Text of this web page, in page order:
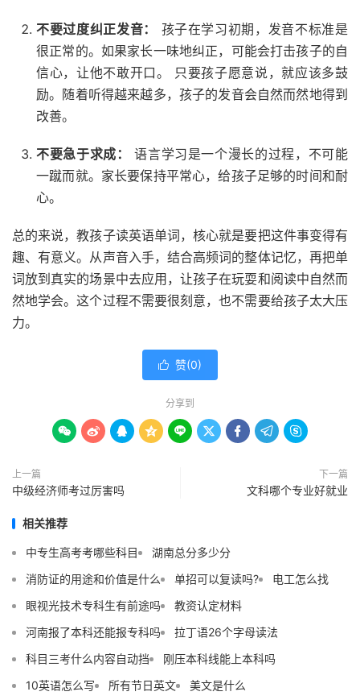
不要过度纠正发音：
孩子在学习初期，发音不标准是
很正常的。如果家长一味地纠正，可能会打击孩子的自
信心，让他不敢开口。 只要孩子愿意说，就应该多鼓
励。随着听得越来越多，孩子的发音会自然而然地得到
改善。
不要急于求成：
语言学习是一个漫长的过程，不可能
一蹴而就。家长要保持平常心，给孩子足够的时间和耐
心。
总的来说，教孩子读英语单词，核心就是要把这件事变得有
趣、有意义。从声音入手，结合高频词的整体记忆，再把单
词放到真实的场景中去应用，让孩子在玩耍和阅读中自然而
然地学会。这个过程不需要很刻意，也不需要给孩子太大压
力。
 赞(0)
分享到
        
上一篇
中级经济师考过厉害吗
下一篇
文科哪个专业好就业
相关推荐
中专生高考考哪些科目
湖南总分多少分
消防证的用途和价值是什么
单招可以复读吗?
电工怎么找
眼视光技术专科生有前途吗
教资认定材料
河南报了本科还能报专科吗
拉丁语26个字母读法
科目三考什么内容自动挡
刚压本科线能上本科吗
10英语怎么写
所有节日英文 美文是什么